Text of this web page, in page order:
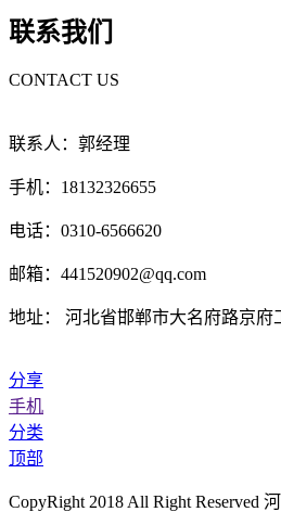
联系我们
CONTACT US
联系人：郭经理
手机：18132326655
电话：0310-6566620
邮箱：441520902@qq.com
地址： 河北省邯郸市大名府路京府
分享
手机
分类
顶部
CopyRight 2018 All Right Reserved